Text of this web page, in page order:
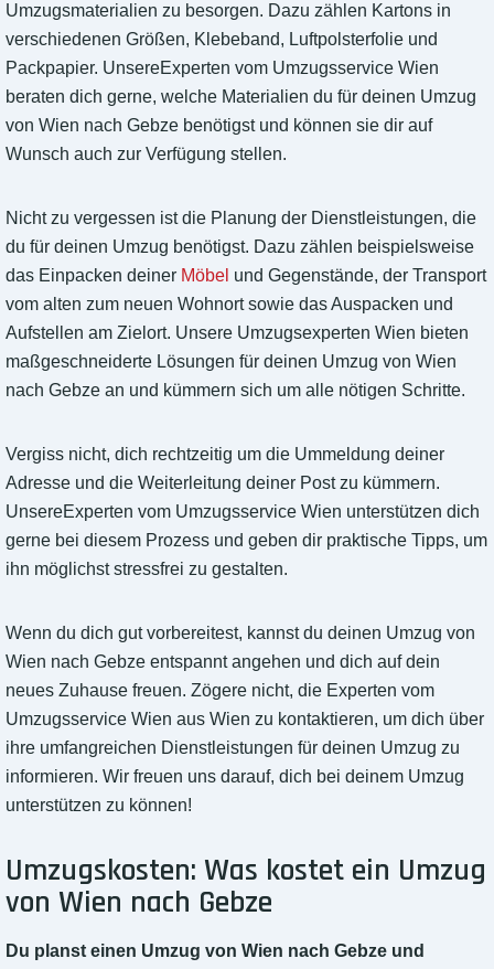
Umzugsmaterialien zu besorgen. Dazu zählen Kartons in
verschiedenen Größen, Klebeband, Luftpolsterfolie und
Packpapier. UnsereExperten vom Umzugsservice Wien
beraten dich gerne, welche Materialien du für deinen Umzug
von Wien nach Gebze benötigst und können sie dir auf
Wunsch auch zur Verfügung stellen.
Nicht zu vergessen ist die Planung der Dienstleistungen, die
du für deinen Umzug benötigst. Dazu zählen beispielsweise
das Einpacken deiner Möbel und Gegenstände, der Transport
vom alten zum neuen Wohnort sowie das Auspacken und
Aufstellen am Zielort. Unsere Umzugsexperten Wien bieten
maßgeschneiderte Lösungen für deinen Umzug von Wien
nach Gebze an und kümmern sich um alle nötigen Schritte.
Vergiss nicht, dich rechtzeitig um die Ummeldung deiner
Adresse und die Weiterleitung deiner Post zu kümmern.
UnsereExperten vom Umzugsservice Wien unterstützen dich
gerne bei diesem Prozess und geben dir praktische Tipps, um
ihn möglichst stressfrei zu gestalten.
Wenn du dich gut vorbereitest, kannst du deinen Umzug von
Wien nach Gebze entspannt angehen und dich auf dein
neues Zuhause freuen. Zögere nicht, die Experten vom
Umzugsservice Wien aus Wien zu kontaktieren, um dich über
ihre umfangreichen Dienstleistungen für deinen Umzug zu
informieren. Wir freuen uns darauf, dich bei deinem Umzug
unterstützen zu können!
Umzugskosten: Was kostet ein Umzug
von Wien nach Gebze
Du planst einen Umzug von Wien nach Gebze und